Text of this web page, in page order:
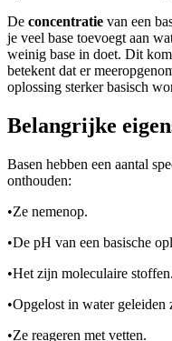
De concentratie van een
je veel base toevoegt aan
weinig base in doet. Dit
betekent dat er meer
oplossing sterker basisch
Belangrijke
Basen hebben een aantal
onthouden:
•Ze nemenop.
•De pH van een basische
•Het zijn moleculaire stoffen.
•Opgelost in water geleiden
•Ze reageren met vetten.